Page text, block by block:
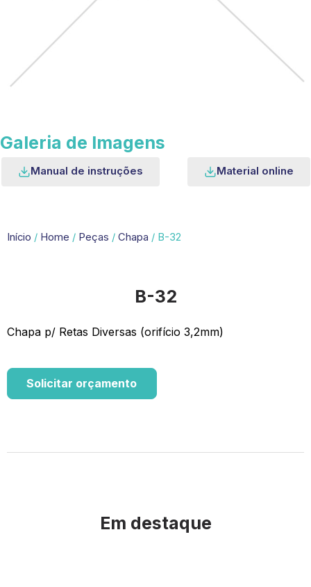
Galeria de Imagens
Manual de instruções Material online
Início / Home / Peças / Chapa / B-32
B-32
Chapa p/ Retas Diversas (orifício 3,2mm)
Solicitar orçamento
Em destaque